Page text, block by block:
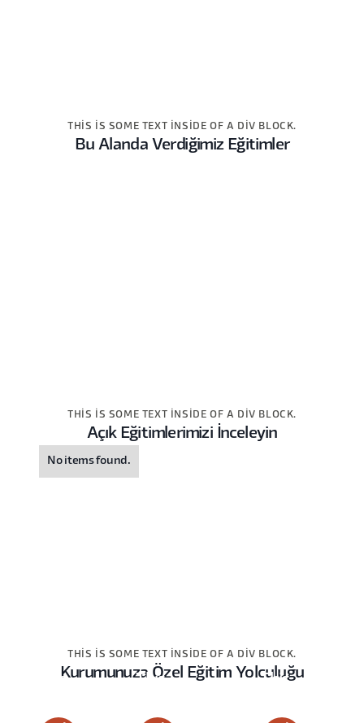
THIS IS SOME TEXT INSIDE OF A DIV BLOCK.
Bu Alanda Verdiğimiz Eğitimler
THIS IS SOME TEXT INSIDE OF A DIV BLOCK.
Açık Eğitimlerimizi İnceleyin
No items found.
THIS IS SOME TEXT INSIDE OF A DIV BLOCK.
Kurumunuza Özel Eğitim Yolculuğu
This
This
This